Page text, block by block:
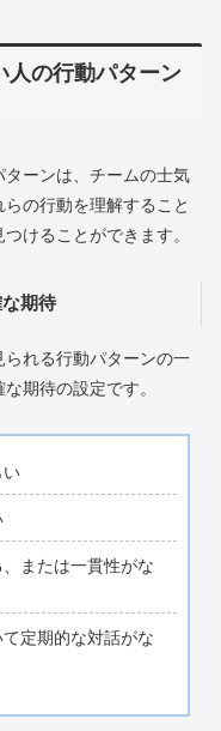
人の行動パターン
ーンは、チームの士気
の行動を理解すること
けることができます。
期待
れる行動パターンの一
期待の設定です。
い
または一貫性がな
定期的な対話がな